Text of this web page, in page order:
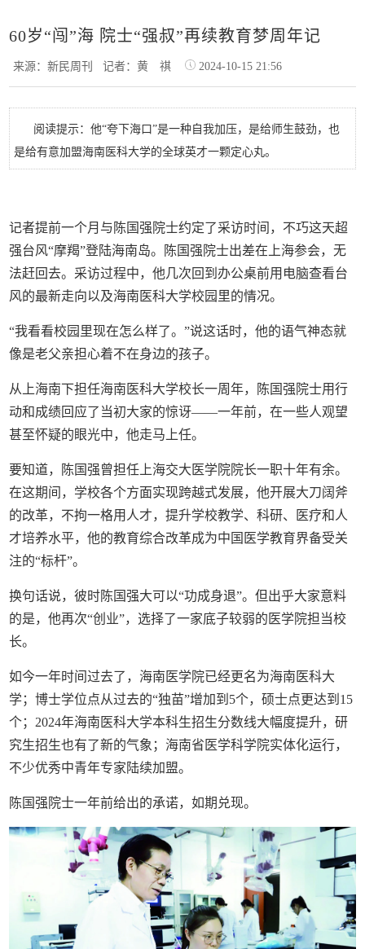
60岁“闯”海 院士“强叔”再续教育梦周年记
来源：新民周刊记者：黄 祺 2024-10-15 21:56
阅读提示：他“夸下海口”是一种自我加压，是给师生鼓劲，也
是给有意加盟海南医科大学的全球英才一颗定心丸。
记者提前一个月与陈国强院士约定了采访时间，不巧这天超
强台风“摩羯”登陆海南岛。陈国强院士出差在上海参会，无
法赶回去。采访过程中，他几次回到办公桌前用电脑查看台
风的最新走向以及海南医科大学校园里的情况。
“我看看校园里现在怎么样了。”说这话时，他的语气神态就
像是老父亲担心着不在身边的孩子。
从上海南下担任海南医科大学校长一周年，陈国强院士用行
动和成绩回应了当初大家的惊讶——一年前，在一些人观望
甚至怀疑的眼光中，他走马上任。
要知道，陈国强曾担任上海交大医学院院长一职十年有余。
在这期间，学校各个方面实现跨越式发展，他开展大刀阔斧
的改革，不拘一格用人才，提升学校教学、科研、医疗和人
才培养水平，他的教育综合改革成为中国医学教育界备受关
注的“标杆”。
换句话说，彼时陈国强大可以“功成身退”。但出乎大家意料
的是，他再次“创业”，选择了一家底子较弱的医学院担当校
长。
如今一年时间过去了，海南医学院已经更名为海南医科大
学；博士学位点从过去的“独苗”增加到5个，硕士点更达到15
个；2024年海南医科大学本科生招生分数线大幅度提升，研
究生招生也有了新的气象；海南省医学科学院实体化运行，
不少优秀中青年专家陆续加盟。
陈国强院士一年前给出的承诺，如期兑现。